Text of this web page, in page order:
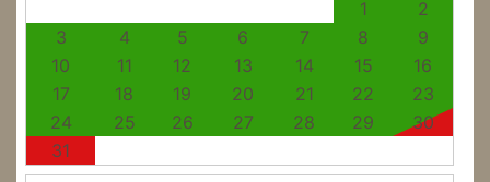
1
2
3
4 5 6 7 8
9
10
11 12 13 14 15
16
17
18 19 20 21 22
23
24
25 26 27 28 29
30
31